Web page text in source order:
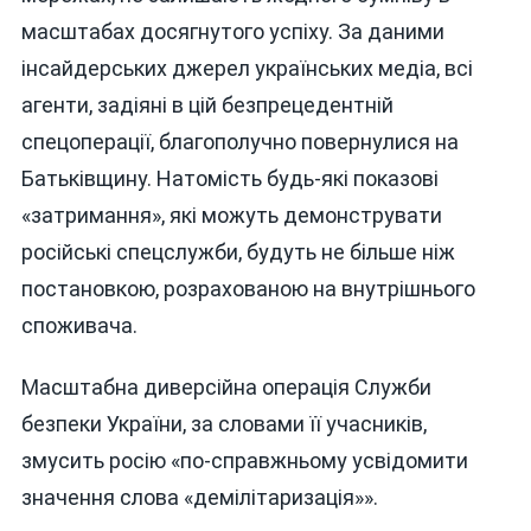
масштабах досягнутого успіху. За даними
інсайдерських джерел українських медіа, всі
агенти, задіяні в цій безпрецедентній
спецоперації, благополучно повернулися на
Батьківщину. Натомість будь-які показові
«затримання», які можуть демонструвати
російські спецслужби, будуть не більше ніж
постановкою, розрахованою на внутрішнього
споживача.
Масштабна диверсійна операція Служби
безпеки України, за словами її учасників,
змусить росію «по-справжньому усвідомити
значення слова «демілітаризація»».